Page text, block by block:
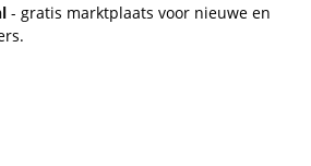
- gratis marktplaats voor nieuwe en